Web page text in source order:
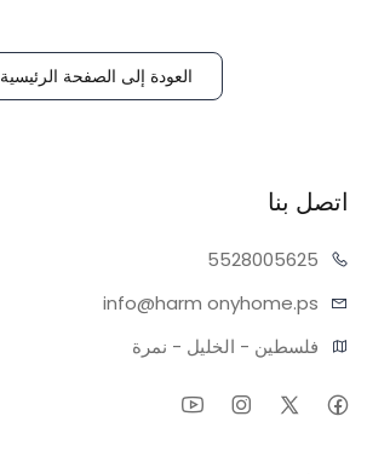
العودة إلى الصفحة الرئيسية
اتصل بنا
05625
55280
info@harm onyhome.ps
فلسطين - الخليل - نمرة